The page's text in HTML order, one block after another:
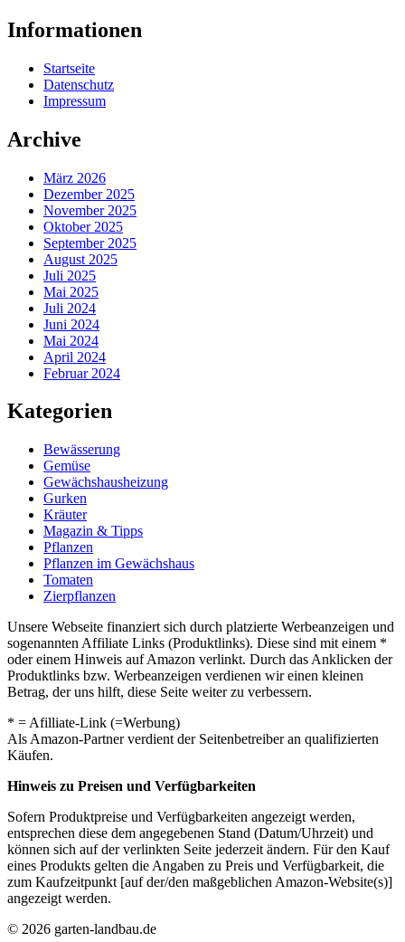
Informationen
Startseite
Datenschutz
Impressum
Archive
März 2026
Dezember 2025
November 2025
Oktober 2025
September 2025
August 2025
Juli 2025
Mai 2025
Juli 2024
Juni 2024
Mai 2024
April 2024
Februar 2024
Kategorien
Bewässerung
Gemüse
Gewächshausheizung
Gurken
Kräuter
Magazin & Tipps
Pflanzen
Pflanzen im Gewächshaus
Tomaten
Zierpflanzen
Unsere Webseite finanziert sich durch platzierte Werbeanzeigen und
sogenannten Affiliate Links (Produktlinks). Diese sind mit einem *
oder einem Hinweis auf Amazon verlinkt. Durch das Anklicken der
Produktlinks bzw. Werbeanzeigen verdienen wir einen kleinen
Betrag, der uns hilft, diese Seite weiter zu verbessern.
* = Afilliate-Link (=Werbung)
Als Amazon-Partner verdient der Seitenbetreiber an qualifizierten
Käufen.
Hinweis zu Preisen und Verfügbarkeiten
Sofern Produktpreise und Verfügbarkeiten angezeigt werden,
entsprechen diese dem angegebenen Stand (Datum/Uhrzeit) und
können sich auf der verlinkten Seite jederzeit ändern. Für den Kauf
eines Produkts gelten die Angaben zu Preis und Verfügbarkeit, die
zum Kaufzeitpunkt [auf der/den maßgeblichen Amazon-Website(s)]
angezeigt werden.
© 2026 garten-landbau.de